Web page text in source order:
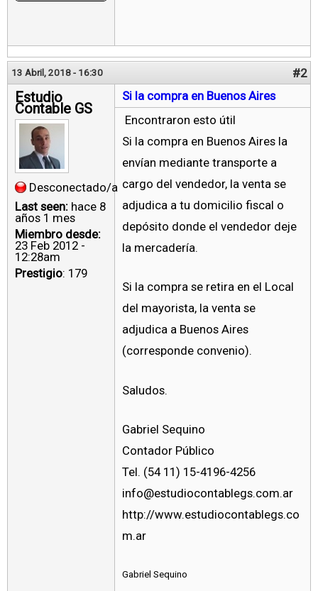
13 Abril, 2018 - 16:30 #2
Estudio
Contable GS
Desconectado/a
Last seen: hace 8
años 1 mes
Miembro desde:
23 Feb 2012 -
12:28am
Prestigio: 179
Si la compra en Buenos Aires
Encontraron esto útil
Si la compra en Buenos Aires la
envían mediante transporte a
cargo del vendedor, la venta se
adjudica a tu domicilio fiscal o
depósito donde el vendedor deje
la mercadería.
Si la compra se retira en el Local
del mayorista, la venta se
adjudica a Buenos Aires
(corresponde convenio).
Saludos.
Gabriel Sequino
Contador Público
Tel. (54 11) 15-4196-4256
info@estudiocontablegs.com.ar
http://www.estudiocontablegs.co
m.ar
Gabriel Sequino